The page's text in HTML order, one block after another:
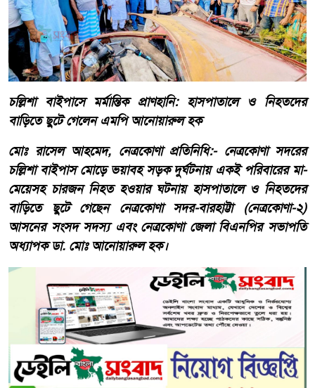
চল্লিশা বাইপাসে মর্মান্তিক প্রাণহানি: হাসপাতালে ও নিহতদের
বাড়িতে ছুটে গেলেন এমপি আনোয়ারুল হক
মোঃ রাসেল আহমেদ, নেত্রকোণা প্রতিনিধি:- নেত্রকোণা সদরের
চল্লিশা বাইপাস মোড়ে ভয়াবহ সড়ক দুর্ঘটনায় একই পরিবারের মা-
মেয়েসহ চারজন নিহত হওয়ার ঘটনায় হাসপাতালে ও নিহতদের
বাড়িতে ছুটে গেছেন নেত্রকোণা সদর-বারহাট্টা (নেত্রকোণা-২)
আসনের সংসদ সদস্য এবং নেত্রকোণা জেলা বিএনপির সভাপতি
অধ্যাপক ডা. মোঃ আনোয়ারুল হক।